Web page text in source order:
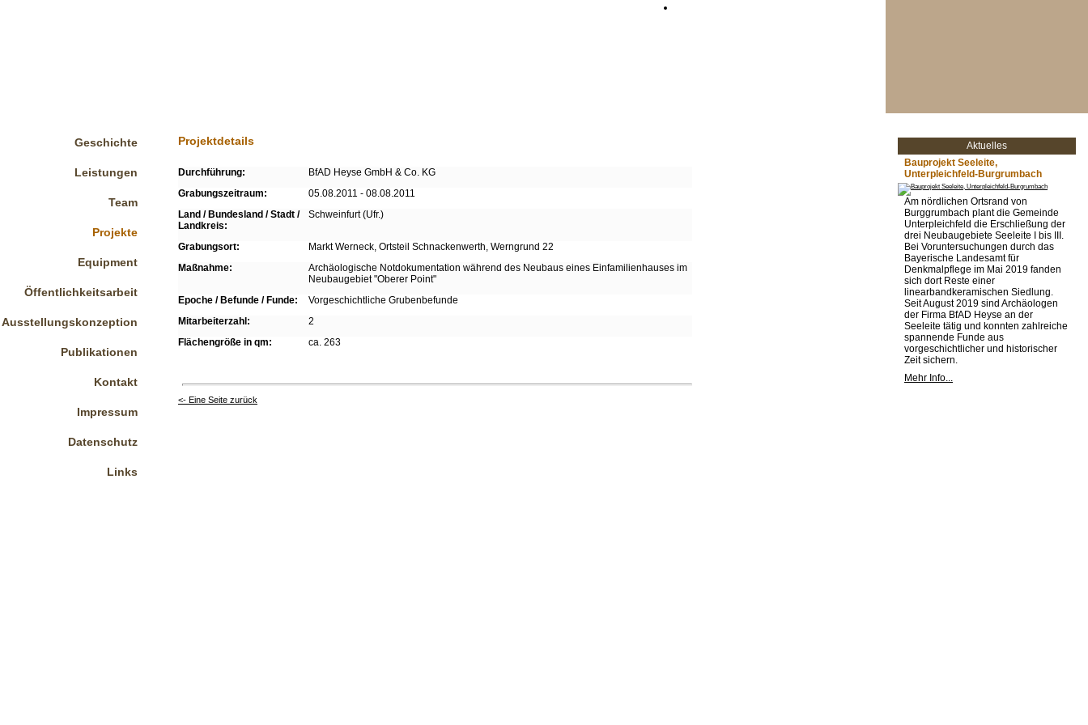
Geschichte
Leistungen
Team
Projekte
Equipment
Öffentlichkeitsarbeit
Ausstellungskonzeption
Publikationen
Kontakt
Impressum
Datenschutz
Links
Projektdetails
Durchführung:
BfAD Heyse GmbH & Co. KG
Grabungszeitraum:
05.08.2011 - 08.08.2011
Land / Bundesland / Stadt /
Landkreis:
Schweinfurt (Ufr.)
Grabungsort:
Markt Werneck, Ortsteil Schnackenwerth, Werngrund 22
Maßnahme:
Archäologische Notdokumentation während des Neubaus eines Einfamilienhauses im
Neubaugebiet "Oberer Point"
Epoche / Befunde / Funde:
Vorgeschichtliche Grubenbefunde
Mitarbeiterzahl:
2
Flächengröße in qm:
ca. 263
<- Eine Seite zurück
Aktuelles
Bauprojekt Seeleite,
Unterpleichfeld-Burgrumbach
Am nördlichen Ortsrand von
Burggrumbach plant die Gemeinde
Unterpleichfeld die Erschließung der
drei Neubaugebiete Seeleite I bis III.
Bei Voruntersuchungen durch das
Bayerische Landesamt für
Denkmalpflege im Mai 2019 fanden
sich dort Reste einer
linearbandkeramischen Siedlung.
Seit August 2019 sind Archäologen
der Firma BfAD Heyse an der
Seeleite tätig und konnten zahlreiche
spannende Funde aus
vorgeschichtlicher und historischer
Zeit sichern.
Mehr Info...